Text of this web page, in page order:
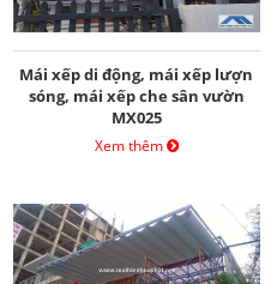
Mái xếp di động, mái xếp lượn
sóng, mái xếp che sân vườn
MX025
Xem thêm